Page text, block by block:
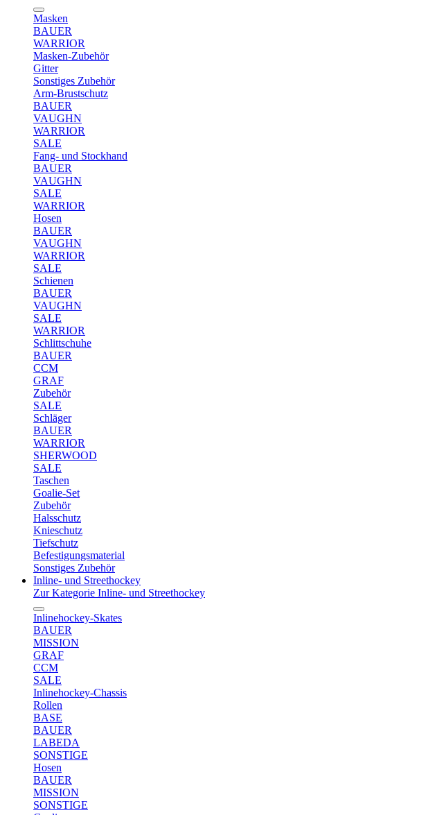
Masken
BAUER
WARRIOR
Masken-Zubehör
Gitter
Sonstiges Zubehör
Arm-Brustschutz
BAUER
VAUGHN
WARRIOR
SALE
Fang- und Stockhand
BAUER
VAUGHN
SALE
WARRIOR
Hosen
BAUER
VAUGHN
WARRIOR
SALE
Schienen
BAUER
VAUGHN
SALE
WARRIOR
Schlittschuhe
BAUER
CCM
GRAF
Zubehör
SALE
Schläger
BAUER
WARRIOR
SHERWOOD
SALE
Taschen
Goalie-Set
Zubehör
Halsschutz
Knieschutz
Tiefschutz
Befestigungsmaterial
Sonstiges Zubehör
Inline- und Streethockey
Zur Kategorie Inline- und Streethockey
Inlinehockey-Skates
BAUER
MISSION
GRAF
CCM
SALE
Inlinehockey-Chassis
Rollen
BASE
BAUER
LABEDA
SONSTIGE
Hosen
BAUER
MISSION
SONSTIGE